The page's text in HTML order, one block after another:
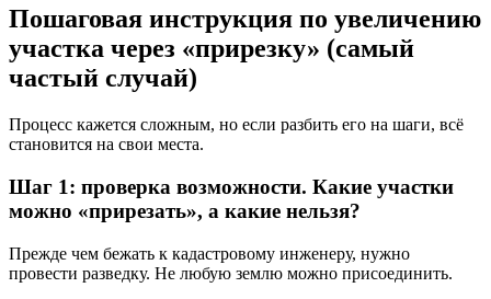
Пошаговая инструкция по увеличению
участка через «прирезку» (самый
частый случай)
Процесс кажется сложным, но если разбить его на шаги, всё
становится на свои места.
Шаг 1: проверка возможности. Какие участки
можно «прирезать», а какие нельзя?
Прежде чем бежать к кадастровому инженеру, нужно
провести разведку. Не любую землю можно присоединить.